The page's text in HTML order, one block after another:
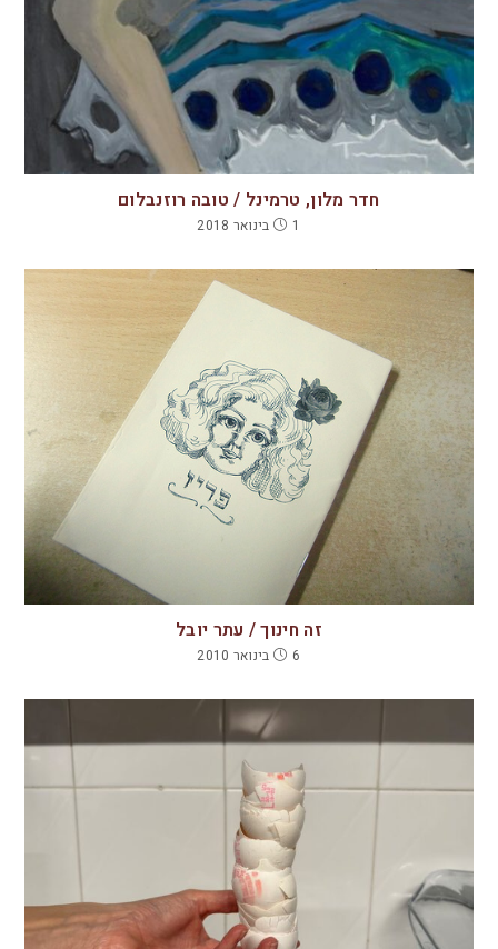
חדר מלון, טרמינל / טובה רוזנבלום
1 בינואר 2018
זה חינוך / עתר יובל
6 בינואר 2010